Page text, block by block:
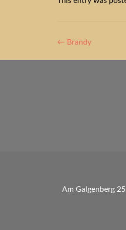
Artikel-
Navigation
← Brandy
Am Galgenberg